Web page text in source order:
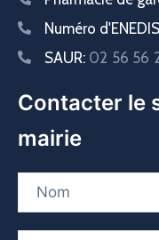
Numéro
SAUR: 02 56 56
Contacter le
mairie